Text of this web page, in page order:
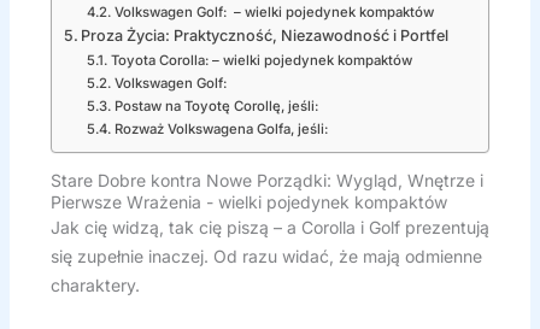
Volkswagen Golf: – wielki pojedynek kompaktów
Proza Życia: Praktyczność, Niezawodność i Portfel
Toyota Corolla: – wielki pojedynek kompaktów
Volkswagen Golf:
Postaw na Toyotę Corollę, jeśli:
Rozważ Volkswagena Golfa, jeśli:
Stare Dobre kontra Nowe Porządki: Wygląd, Wnętrze i
Pierwsze Wrażenia - wielki pojedynek kompaktów
Jak cię widzą, tak cię piszą – a Corolla i Golf prezentują
się zupełnie inaczej. Od razu widać, że mają odmienne
charaktery.